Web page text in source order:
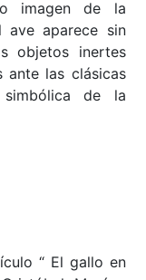
imagen de la
ave aparece sin
objetos inertes
ante las clásicas
simbólica de la
“ El gallo en